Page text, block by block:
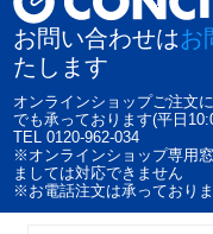
お問い合わせはお
たします
オンラインショップご注文
でも承っております(平日
TEL 0120-962-034
※オンラインショップ専用
ましては対応できません
※お電話注文は承っており